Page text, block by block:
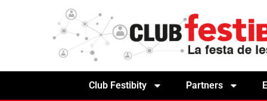
Club Festibity Partners